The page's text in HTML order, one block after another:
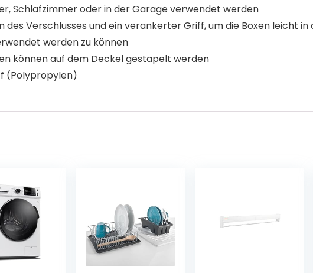
Schlafzimmer oder in der Garage verwendet werden
des Verschlusses und ein verankerter Griff, um die Boxen leicht
werden zu können
können auf dem Deckel gestapelt werden
(Polypropylen)